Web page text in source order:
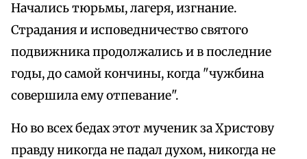
Начались тюрьмы, лагеря, изгнание.
Страдания и исповедничество святого
подвижника продолжались и в последние
годы, до самой кончины, когда "чужбина
совершила ему отпевание".
Но во всех бедах этот мученик за Христову
правду никогда не падал духом, никогда не